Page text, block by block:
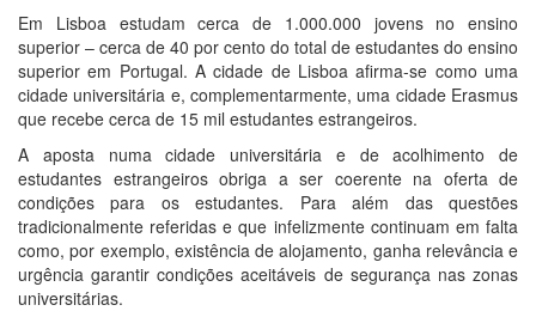
Em Lisboa estudam cerca de 1.000.000 jovens no ensino
superior – cerca de 40 por cento do total de estudantes do ensino
superior em Portugal. A cidade de Lisboa afirma-se como uma
cidade universitária e, complementarmente, uma cidade Erasmus
que recebe cerca de 15 mil estudantes estrangeiros.
A aposta numa cidade universitária e de acolhimento de
estudantes estrangeiros obriga a ser coerente na oferta de
condições para os estudantes. Para além das questões
tradicionalmente referidas e que infelizmente continuam em falta
como, por exemplo, existência de alojamento, ganha relevância e
urgência garantir condições aceitáveis de segurança nas zonas
universitárias.